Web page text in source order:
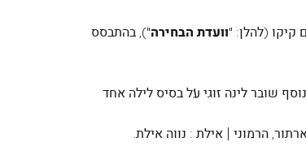
קיקו (להלן: "וועדת הבחירה"), בהתבסס
שובר לינה זוגי על בסיס לילה אחד
הרמוני | אילת : נווה אילת.